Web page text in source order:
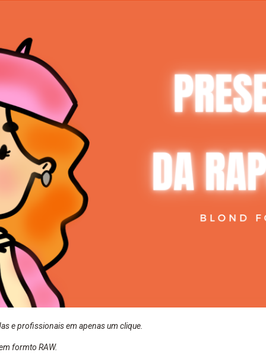
e profissionais em apenas um clique.
formto RAW.